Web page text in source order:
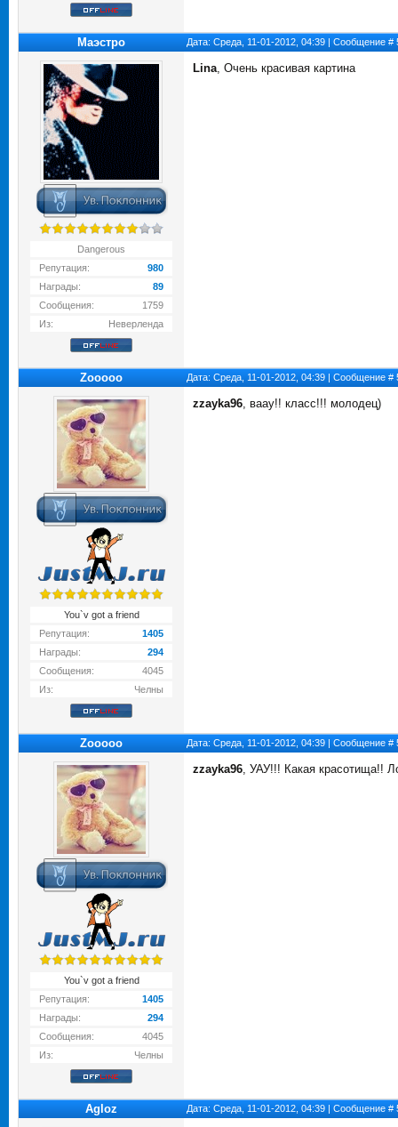
Маэстро Дата: Среда, 11-01-2012, 04:39 | Сообщение #
Dangerous
Репутация:
980
Награды:
89
Сообщения:
1759
Из:
Неверленда
Lina, Очень красивая картина
Zooooo Дата: Среда, 11-01-2012, 04:39 | Сообщение #
You`v got a friend
Репутация:
1405
Награды:
294
Сообщения:
4045
Из:
Челны
zzayka96, ваау!! класс!!! молодец)
Zooooo Дата: Среда, 11-01-2012, 04:39 | Сообщение #
You`v got a friend
Репутация:
1405
Награды:
294
Сообщения:
4045
Из:
Челны
zzayka96, УАУ!!! Какая красотища!!
Agloz Дата: Среда, 11-01-2012, 04:39 | Сообщение #